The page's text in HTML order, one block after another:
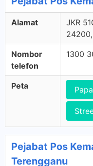
Alamat
JKR
Nombor
telefon
1300
Peta
Pejabat Pos
Terengganu